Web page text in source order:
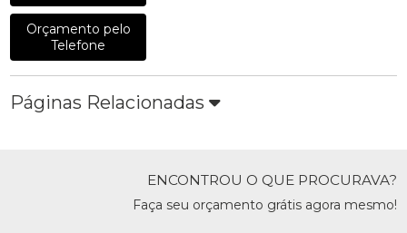
Orçamento pelo
Telefone
Páginas Relacionadas
ENCONTROU O QUE PROCURAVA?
Faça seu orçamento grátis agora mesmo!